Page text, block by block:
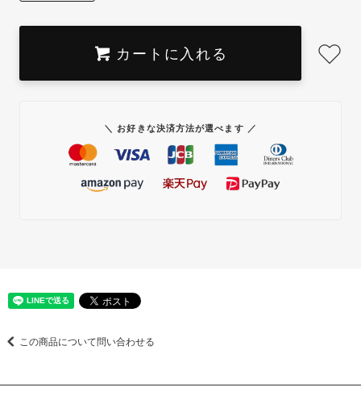
カートに入れる
＼ お好きな決済方法が選べます ／
この商品について問い合わせる